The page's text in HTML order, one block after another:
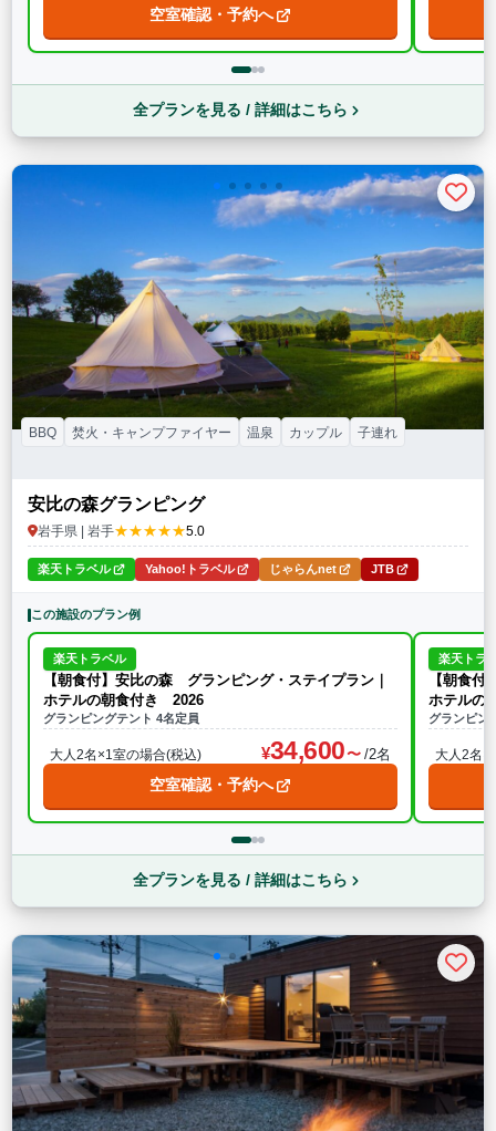
空室確認・予約へ
全プランを見る / 詳細はこちら
安比の森グランピング
岩手県 | 岩手★★★★★5.0
BBQ 焚火・キャンプファイヤー 温泉 カップル 子連れ
楽天トラベル Yahoo!トラベル じゃらんnet JTB
この施設のプラン例
楽天トラベル
【朝食付】安比の森 グランピング・ステイプラン｜
ホテルの朝食付き 2026
グランピングテント 4名定員
大人2名×1室の場合(税込) 34,600 /2名
空室確認・予約へ
楽天トラ
【朝食
ホテルの
グランピン
大人2名
全プランを見る / 詳細はこちら